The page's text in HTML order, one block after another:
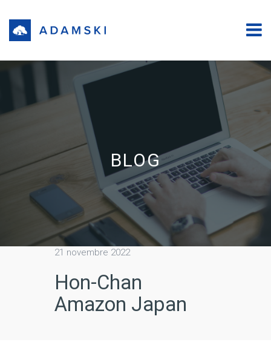
BLOG
21 novembre 2022
Hon-Chan
Amazon Japan